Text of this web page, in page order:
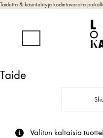
Taidetta & käsintehtyjä kodintavaroita
Taide
Valitun kaltaisia